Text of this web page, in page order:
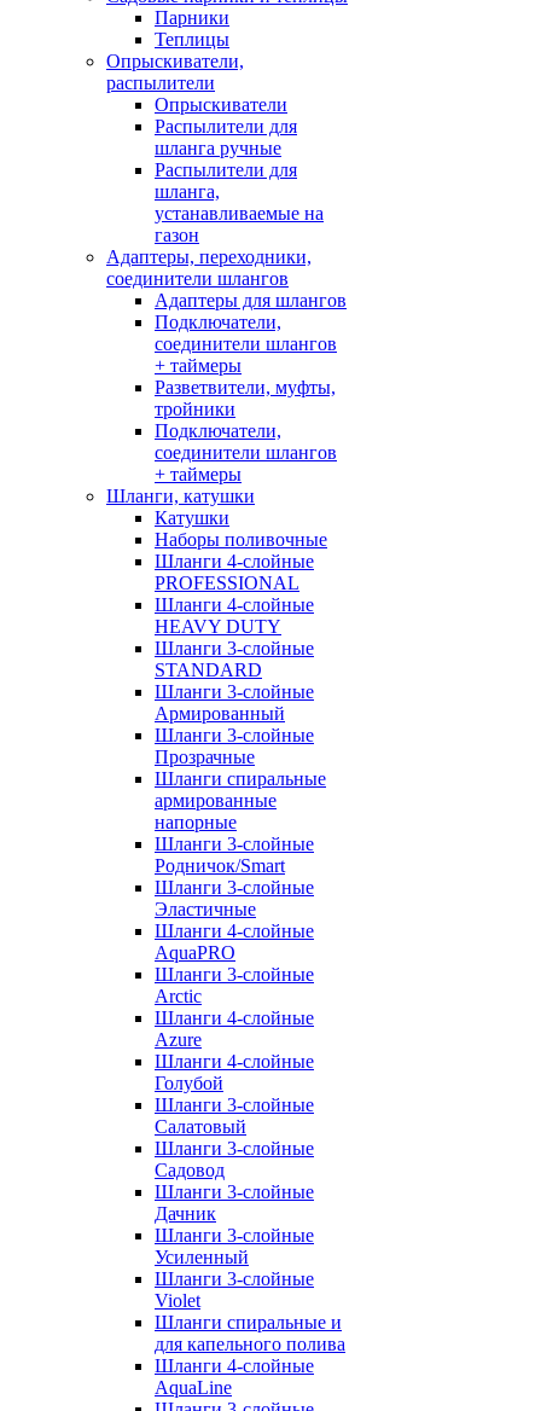
Парники
Теплицы
Опрыскиватели,
распылители
Опрыскиватели
Распылители для
шланга ручные
Распылители для
шланга,
устанавливаемые на
газон
Адаптеры, переходники,
соединители шлангов
Адаптеры для шлангов
Подключатели,
соединители шлангов
+ таймеры
Разветвители, муфты,
тройники
Подключатели,
соединители шлангов
+ таймеры
Шланги, катушки
Катушки
Наборы поливочные
Шланги 4-слойные
PROFESSIONAL
Шланги 4-слойные
HEAVY DUTY
Шланги 3-слойные
STANDARD
Шланги 3-слойные
Армированный
Шланги 3-слойные
Прозрачные
Шланги спиральные
армированные
напорные
Шланги 3-слойные
Родничок/Smart
Шланги 3-слойные
Эластичные
Шланги 4-слойные
AquaPRO
Шланги 3-слойные
Arctic
Шланги 4-слойные
Azure
Шланги 4-слойные
Голубой
Шланги 3-слойные
Салатовый
Шланги 3-слойные
Садовод
Шланги 3-слойные
Дачник
Шланги 3-слойные
Усиленный
Шланги 3-слойные
Violet
Шланги спиральные и
для капельного полива
Шланги 4-слойные
AquaLine